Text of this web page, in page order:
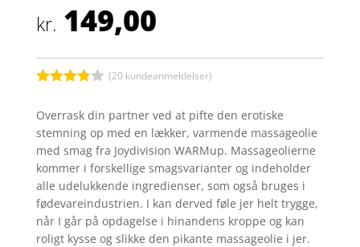
kr. 149,00
ud af 5
baseret
på
kundebed
ømmels
er
(20 kundeanmeldelser)
Overrask din partner ved at pifte den erotiske
stemning op med en lækker, varmende massageolie
med smag fra Joydivision WARMup. Massageolierne
kommer i forskellige smagsvarianter og indeholder
alle udelukkende ingredienser, som også bruges i
fødevareindustrien. I kan derved føle jer helt trygge,
når I går på opdagelse i hinandens kroppe og kan
roligt kysse og slikke den pikante massageolie i jer.